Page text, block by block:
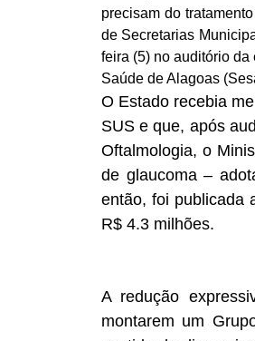
precisam do
de Secretarias
feira (5) no auditório
Saúde de Alagoas
O Estado recebia
SUS e que, após
Oftalmologia, o
de glaucoma –
então, foi publicada
R$ 4.3 milhões.
A redução
montarem um